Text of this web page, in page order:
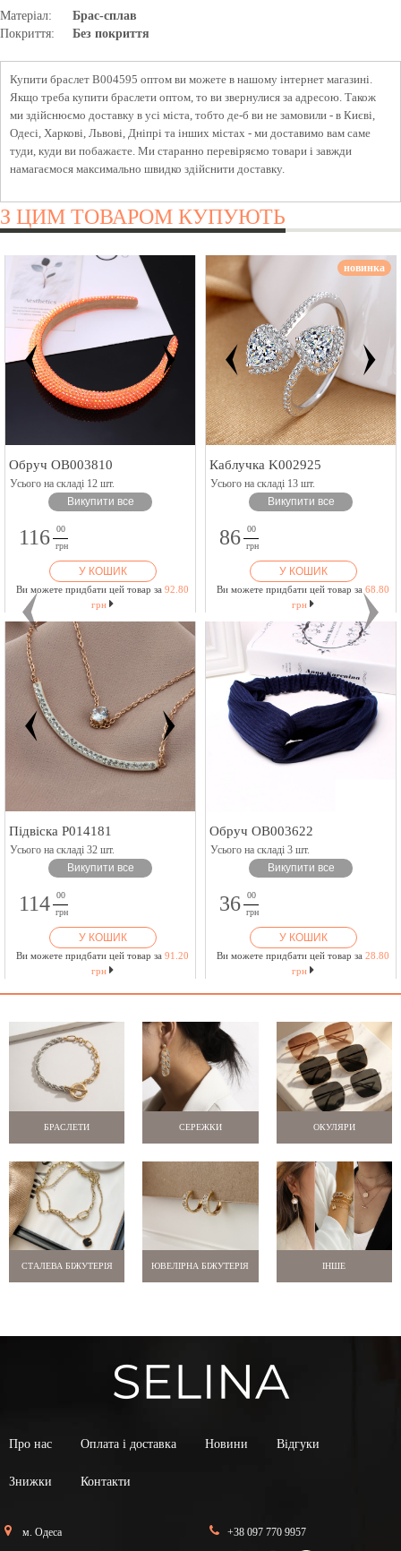
Матеріал:
Брас-сплав
Покриття:
Без покриття
Купити браслет B004595 оптом ви можете в нашому інтернет магазині.
Якщо треба купити браслети оптом, то ви звернулися за адресою. Також
ми здійснюємо доставку в усі міста, тобто де-б ви не замовили - в Києві,
Одесі, Харкові, Львові, Дніпрі та інших містах - ми доставимо вам саме
туди, куди ви побажаєте. Ми старанно перевіряємо товари і завжди
намагаємося максимально швидко здійснити доставку.
З ЦИМ ТОВАРОМ КУПУЮТЬ
Обруч OB003810
Усього на складі 12 шт.
Викупити все
116
00
грн
У КОШИК
Ви можете придбати цей товар за 92.80
грн
новинка
Каблучка K002925
Усього на складі 13 шт.
Викупити все
86
00
грн
У КОШИК
Ви можете придбати цей товар за 68.80
грн
Підвіска P014181
Усього на складі 32 шт.
Викупити все
114
00
грн
У КОШИК
Ви можете придбати цей товар за 91.20
грн
Обруч OB003622
Усього на складі 3 шт.
Викупити все
36
00
грн
У КОШИК
Ви можете придбати цей товар за 28.80
грн
БРАСЛЕТИ СЕРЕЖКИ ОКУЛЯРИ
СТАЛЕВА БІЖУТЕРІЯ ЮВЕЛІРНА БІЖУТЕРІЯ ІНШЕ
Про нас Оплата і доставка Новини Відгуки
Знижки Контакти
м. Одеса +38 097 770 9957